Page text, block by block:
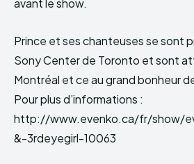
avant le show.
Prince et ses chanteuses se sont
Sony Center de Toronto et sont
Montréal et ce au grand bonheur
Pour plus d’informations :
http://www.evenko.ca/fr/show/
&-3rdeyegirl-10063